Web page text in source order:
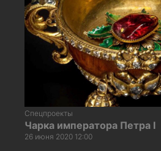
Спецпроекты
Чарка императора Петра I
26 июня 2020 12:00